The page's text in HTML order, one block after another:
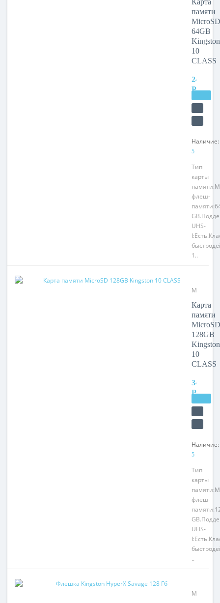
64GB
Kingston
10
CLASS
Карта
памяти
MicroSD
64GB
Kingston
10
CLASS
2440
РУБ.
Наличие:
5
Тип
карты
флеш-
UHS-
1..
Модель:
128GB
Kingston
10
CLASS
Карта
памяти
MicroSD
128GB
Kingston
10
CLASS
3440
РУБ.
Наличие:
5
Тип
карты
флеш-
UHS-
..
Модель: